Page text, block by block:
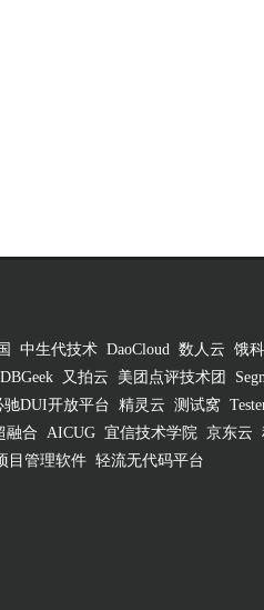
中生代技术 DaoCloud 数人云 饿
DBGeek 又拍云 美团点评技术团
驰DUI开放平台 精灵云 测试窝
融合 AICUG 宜信技术学院 京东云
目管理软件 轻流无代码平台